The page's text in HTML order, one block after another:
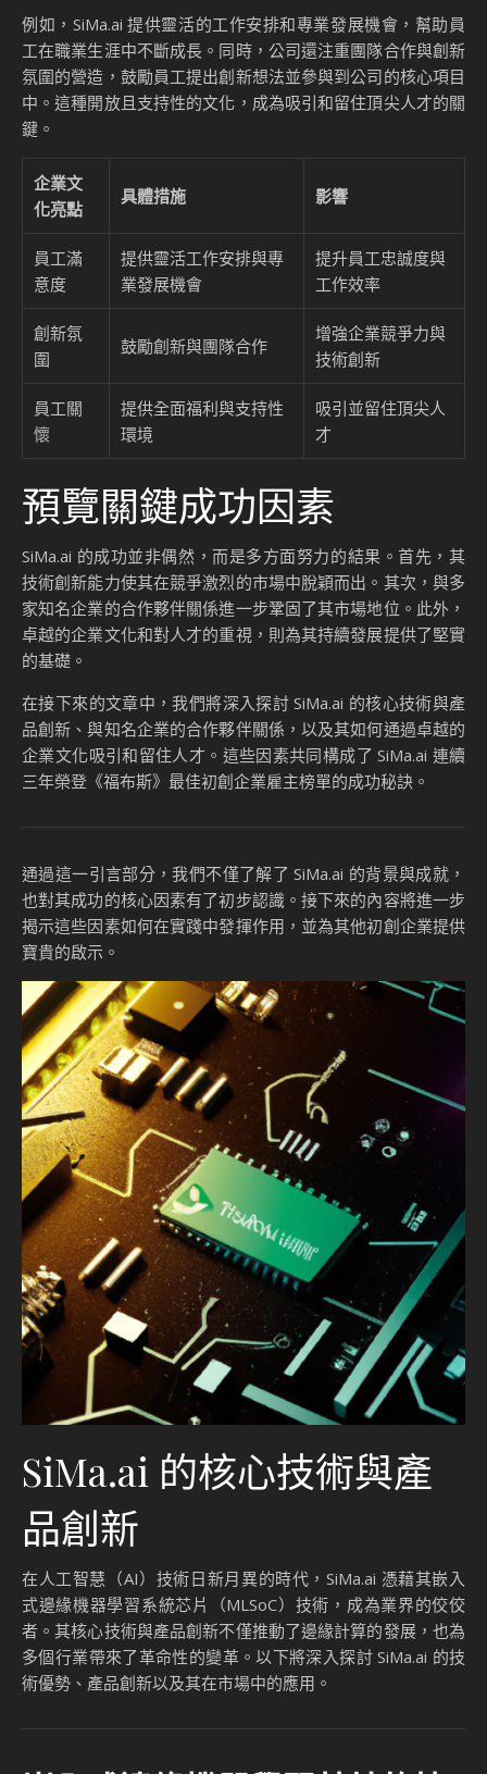
例如，SiMa.ai 提供靈活的工作安排和專業發展機會，幫助員
工在職業生涯中不斷成長。同時，公司還注重團隊合作與創新
氛圍的營造，鼓勵員工提出創新想法並參與到公司的核心項目
中。這種開放且支持性的文化，成為吸引和留住頂尖人才的關
鍵。
企業文
化亮點
具體措施 影響
員工滿
意度
提供靈活工作安排與專
業發展機會
提升員工忠誠度與
工作效率
創新氛
圍
鼓勵創新與團隊合作
增強企業競爭力與
技術創新
員工關
懷
提供全面福利與支持性
環境
吸引並留住頂尖人
才
預覽關鍵成功因素
SiMa.ai 的成功並非偶然，而是多方面努力的結果。首先，其
技術創新能力使其在競爭激烈的市場中脫穎而出。其次，與多
家知名企業的合作夥伴關係進一步鞏固了其市場地位。此外，
卓越的企業文化和對人才的重視，則為其持續發展提供了堅實
的基礎。
在接下來的文章中，我們將深入探討 SiMa.ai 的核心技術與產
品創新、與知名企業的合作夥伴關係，以及其如何通過卓越的
企業文化吸引和留住人才。這些因素共同構成了 SiMa.ai 連續
三年榮登《福布斯》最佳初創企業雇主榜單的成功秘訣。
通過這一引言部分，我們不僅了解了 SiMa.ai 的背景與成就，
也對其成功的核心因素有了初步認識。接下來的內容將進一步
揭示這些因素如何在實踐中發揮作用，並為其他初創企業提供
寶貴的啟示。
SiMa.ai 的核心技術與產
品創新
在人工智慧（AI）技術日新月異的時代，SiMa.ai 憑藉其嵌入
式邊緣機器學習系統芯片（MLSoC）技術，成為業界的佼佼
者。其核心技術與產品創新不僅推動了邊緣計算的發展，也為
多個行業帶來了革命性的變革。以下將深入探討 SiMa.ai 的技
術優勢、產品創新以及其在市場中的應用。